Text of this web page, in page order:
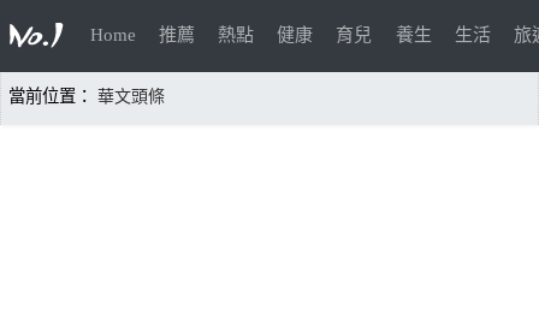
Home 推薦 熱點 健康 育兒 養生 生活 旅
當前位置： 華文頭條